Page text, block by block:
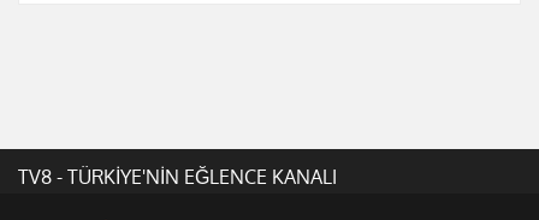
TV8 - TÜRKİYE'NİN EĞLENCE KANALI